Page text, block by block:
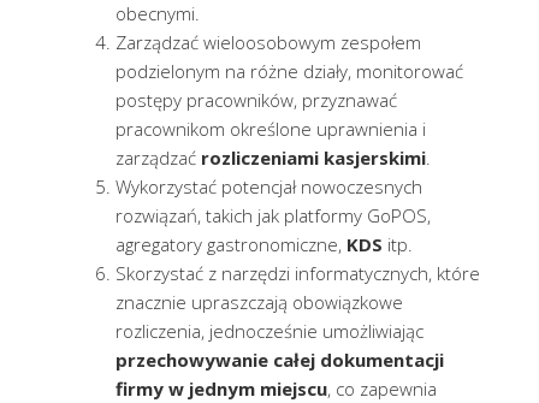
obecnymi.
Zarządzać wieloosobowym zespołem
podzielonym na różne działy, monitorować
postępy pracowników, przyznawać
pracownikom określone uprawnienia i
zarządzać rozliczeniami kasjerskimi.
Wykorzystać potencjał nowoczesnych
rozwiązań, takich jak platformy GoPOS,
agregatory gastronomiczne, KDS itp.
Skorzystać z narzędzi informatycznych, które
znacznie upraszczają obowiązkowe
rozliczenia, jednocześnie umożliwiając
przechowywanie całej dokumentacji
firmy w jednym miejscu, co zapewnia